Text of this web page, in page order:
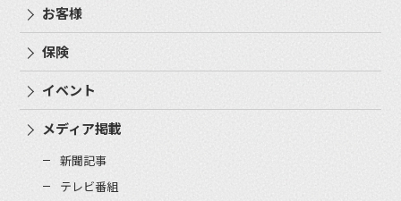
お客様
保険
イベント
メディア掲載
新聞記事
テレビ番組